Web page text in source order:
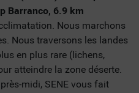
Barranco, 6.9 km
Nous marchons
Nous traversons les landes
en plus rare (lichens,
atteindre la zone déserte.
midi, SENE vous fait